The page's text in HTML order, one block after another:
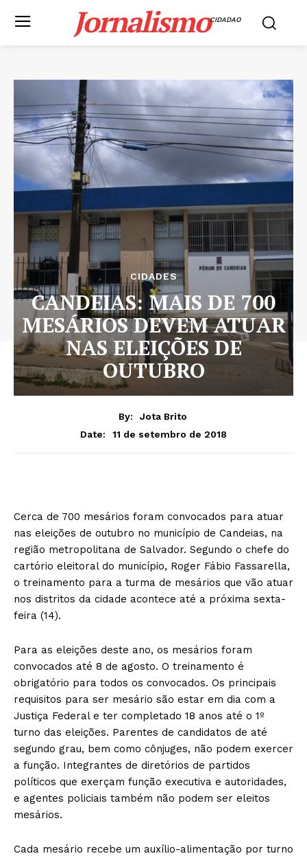
JornalismoCIDADAO
CIDADES
CANDEIAS: MAIS DE 700
MESÁRIOS DEVEM ATUAR
NAS ELEIÇÕES DE
OUTUBRO
By:
Jota Brito
Date:
11 de setembro de 2018
Cerca de 700 mesários foram convocados para atuar
nas eleições de outubro no município de Candeias, na
região metropolitana de Salvador. Segundo o chefe do
cartório eleitoral do município, Roger Fábio Fassarella,
o treinamento para a turma de mesários que vão atuar
nos distritos da cidade acontece até a próxima sexta-
feira (14).
Para as eleições deste ano, os mesários foram
convocados até 8 de agosto. O treinamento é
obrigatório para todos os convocados. Os principais
requisitos para ser mesário são estar em dia com a
Justiça Federal e ter completado 18 anos até o 1º
turno das eleições. Parentes de candidatos de até
segundo grau, bem como cônjuges, não podem exercer
a função. Integrantes de diretórios de partidos
políticos que exerçam função executiva e autoridades,
e agentes policiais também não podem ser eleitos
mesários.
Cada mesário recebe um auxílio-alimentação por turno